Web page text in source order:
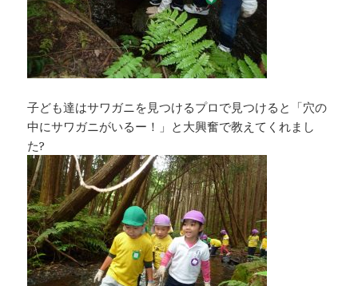
子ども達はサワガニを見つけるプロで見つけると「穴の
中にサワガニがいるー！」と大興奮で教えてくれまし
た?